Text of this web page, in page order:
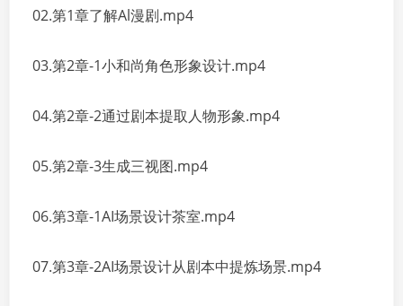
02.第1章了解Al漫剧.mp4
03.第2章-1小和尚角色形象设计.mp4
04.第2章-2通过剧本提取人物形象.mp4
05.第2章-3生成三视图.mp4
06.第3章-1AI场景设计茶室.mp4
07.第3章-2AI场景设计从剧本中提炼场景.mp4